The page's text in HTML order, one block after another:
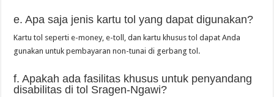
e. Apa saja jenis kartu tol yang dapat digunakan?
Kartu tol seperti e-money, e-toll, dan kartu khusus tol dapat Anda
gunakan untuk pembayaran non-tunai di gerbang tol.
f. Apakah ada fasilitas khusus untuk penyandang
disabilitas di tol Sragen-Ngawi?